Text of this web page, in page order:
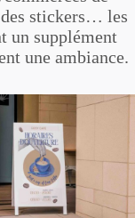
des stickers… les
un supplément
une ambiance.